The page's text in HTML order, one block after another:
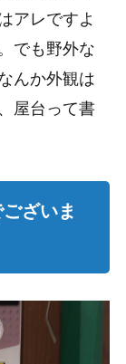
アレですよ
でも野外な
んか外観は
屋台って書
ざいま